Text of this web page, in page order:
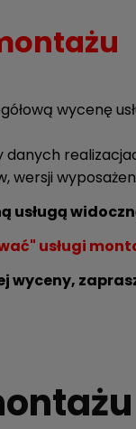
wycenę
wersji
usługą
usługi
wyceny,